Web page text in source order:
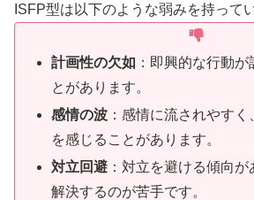
ISFP型は以下のような弱みを持って
計画性の欠如 ：即興的な行動
とがあります。
感情の波 ：感情に流されやす
を感じることがあります。
対立回避 ：対立を避ける傾向
解決するのが苦手です。